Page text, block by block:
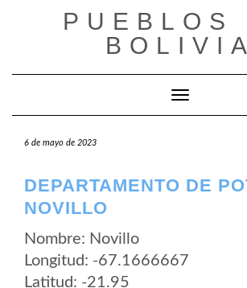
PUEBLOS
BOLIVIA
Cambiar modo
6 de mayo de 2023
DEPARTAMENTO DE
NOVILLO
Nombre: Novillo
Longitud: -67.1666667
Latitud: -21.95